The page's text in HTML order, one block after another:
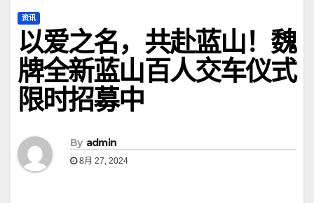
资讯
以爱之名，共赴蓝山！魏
牌全新蓝山百人交车仪式
限时招募中
By admin
8月 27, 2024